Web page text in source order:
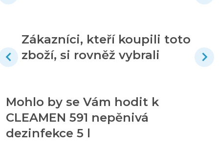
Zákazníci, kteří koupili toto
zboží, si rovněž vybrali
Mohlo by se Vám hodit k
CLEAMEN 591 nepěnivá
dezinfekce 5 l